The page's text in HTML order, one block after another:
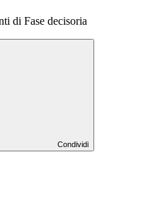
di Fase decisoria
Condividi